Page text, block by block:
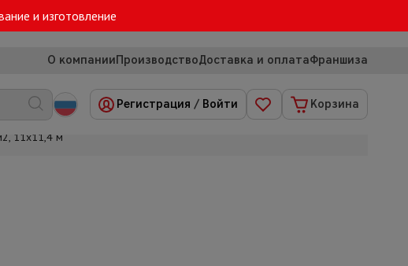
и изготовление
О компанииПроизводствоДоставка и оплатаФраншиза
Регистрация / Войти Корзина
11х11,4 м